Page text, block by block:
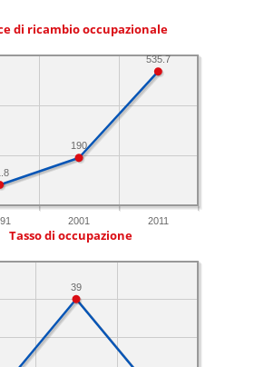
di ricambio occupazionale
2001 2011
535.7
190
Tasso di occupazione
39